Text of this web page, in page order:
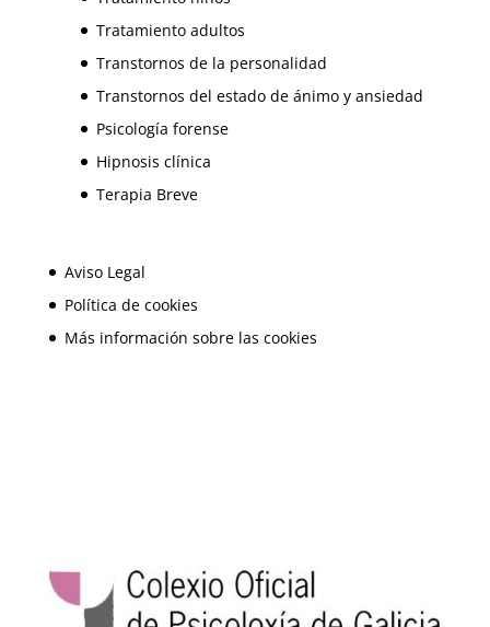
Tratamiento adultos
Transtornos de la personalidad
Transtornos del estado de ánimo y ansiedad
Psicología forense
Hipnosis clínica
Terapia Breve
Aviso Legal
Política de cookies
Más información sobre las cookies